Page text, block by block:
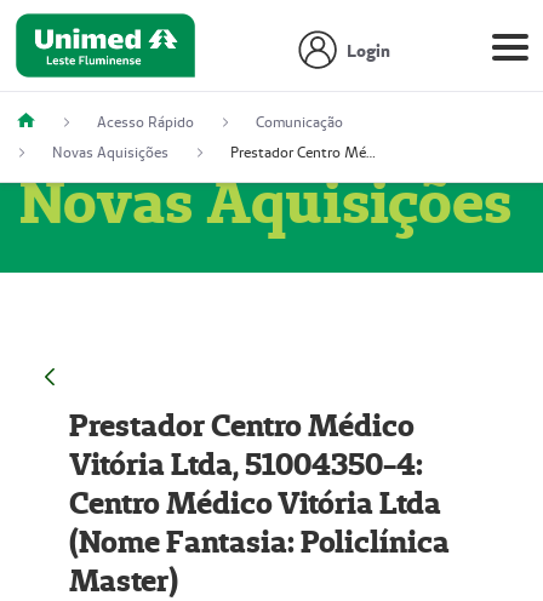
Login
Acesso Rápido
Comunicação
Novas Aquisições
Prestador Centro Médico Vitória Ltda, 51004350-4: Centro Médico Vitória Ltda (Nome Fantasia: Policlínica Master)
Novas Aquisições
Prestador Centro Médico
Vitória Ltda, 51004350-4:
Centro Médico Vitória Ltda
(Nome Fantasia: Policlínica
Master)